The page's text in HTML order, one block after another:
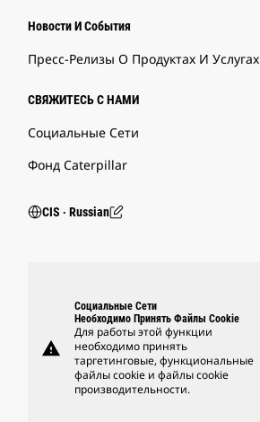
Новости И События
Пресс-Релизы О Продуктах И Услугах
СВЯЖИТЕСЬ С НАМИ
Социальные Сети
Фонд Caterpillar
CIS ‧ Russian
warning
Социальные Сети
Необходимо Принять Файлы Cookie
Для работы этой функции
необходимо принять
таргетинговые, функциональные
файлы cookie и файлы cookie
производительности.